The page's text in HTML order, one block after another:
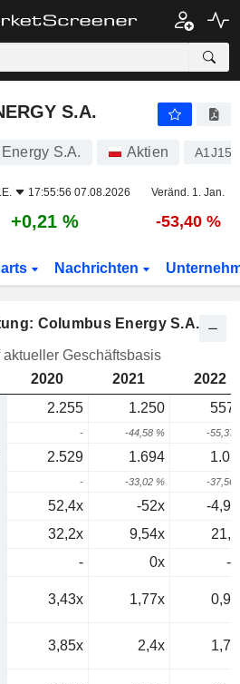
S.A.
S.A.
S.A. Aktien
17:55:56 07.08.2026 Veränd. 1. Jan.
+0,21 % -53,40 %
Nachrichten
Columbus Energy S.A.
Geschäftsbasis
2020 2021
2022
2.255 1.250
- -44,58 % -55,37
2.529 1.694
- -33,02 % -37,56
52,4x -52x
-
32,2x 9,54x
- 0x
-
3,43x 1,77x
3,85x 2,4x